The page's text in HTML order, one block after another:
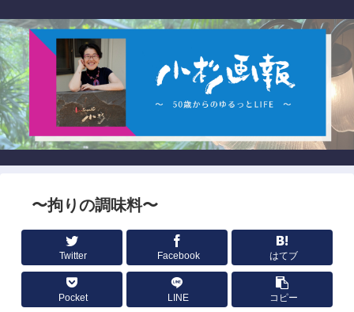
〜拘りの調味料〜
Twitter Facebook はてブ
Pocket LINE コピー